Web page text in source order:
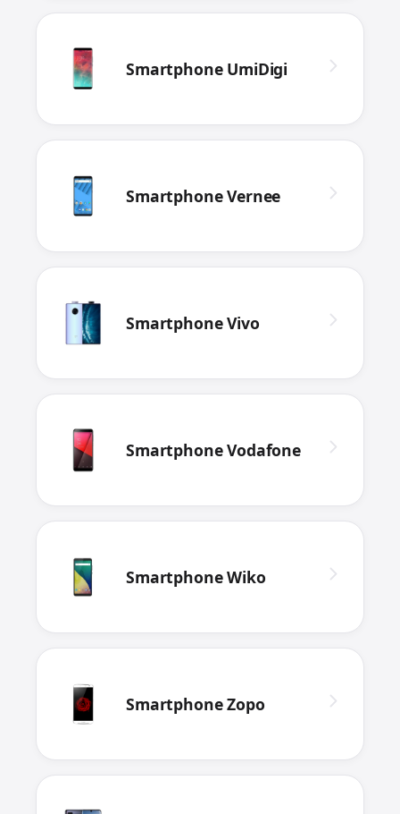
Smartphone UmiDigi
Smartphone Vernee
Smartphone Vivo
Smartphone Vodafone
Smartphone Wiko
Smartphone Zopo